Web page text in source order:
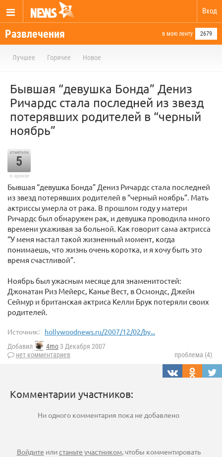
Вход
Развлечения в мою ленту 2679
Лучшее Горячее Новое
Бывшая “девушка Бонда” Дениз
Ричардс стала последней из звезд
потерявших родителей в “черный
ноябрь”
отметили
5
в архиве
Бывшая “девушка Бонда” Дениз Ричардс стала последней
из звезд потерявших родителей в “черный ноябрь”. Мать
актриссы умерла от рака. В прошлом году у матери
Ричардс был обнаружен рак, и девушка проводила много
времени ухаживая за больной. Как говорит сама актрисса
“У меня настал такой жизненный момент, когда
понимаешь, что жизнь очень коротка, и я хочу быть это
время счастливой”.
Ноябрь был ужасным месяце для знаменитостей:
Джонатан Риз Мейерс, Канье Вест, в Осмондс, Джейн
Сеймур и британская актриса Келли Брук потеряли своих
родителей.
Источник: hollywoodnews.ru/2007/12/02/by...
Добавил 4mo 3 Декабря 2007
нет комментариев
проблема (4)
Комментарии участников:
Ни одного комментария пока не добавлено
Войдите илистаньте участником, чтобы комментировать